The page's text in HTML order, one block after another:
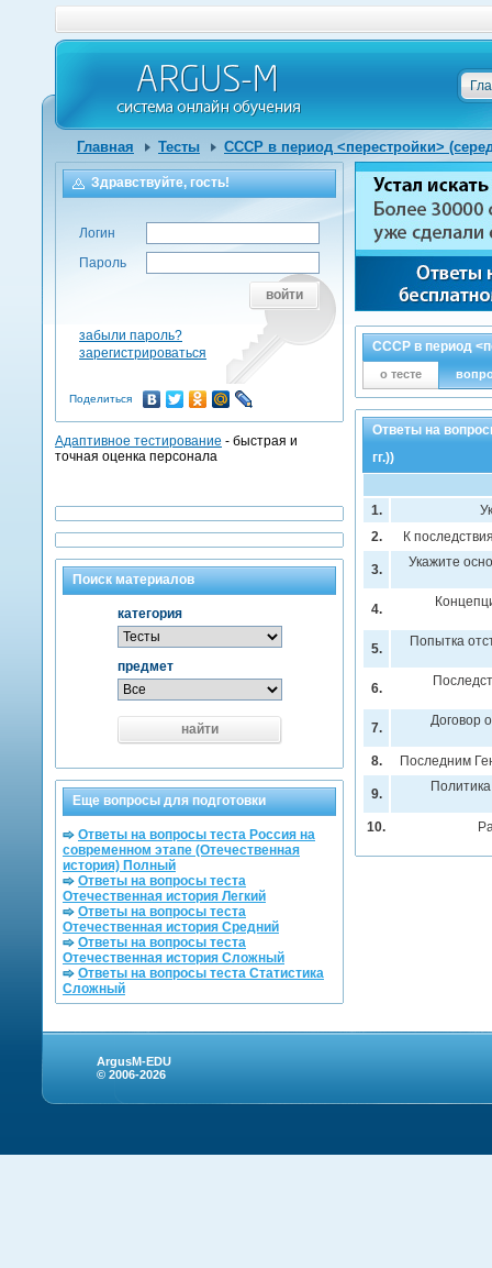
Главная Тесты СССР в период <перестройки>
СССР в период
о тесте
Ответы на
гг.))
1.
2.
К
3. Укажите
4.
5. Попытка
6.
7. Договор
8. Последним
9.
10.
Здравствуйте, гость!
Логин
Пароль
войти
забыли пароль?
зарегистрироваться
Поделиться
Адаптивное тестирование - быстрая и
точная оценка персонала
Поиск материалов
категория
предмет
найти
Еще вопросы для подготовки
Ответы на вопросы теста Россия на
современном этапе (Отечественная
история) Полный
Ответы на вопросы теста
Отечественная история Легкий
Ответы на вопросы теста
Отечественная история Средний
Ответы на вопросы теста
Отечественная история Сложный
Ответы на вопросы теста Статистика
Сложный
ArgusM-EDU
© 2006-2026